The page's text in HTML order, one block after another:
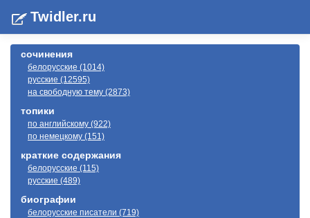
Twidler.ru
сочинения
белорусские (1014)
русские (12595)
на свободную тему (2873)
топики
по английскому (922)
по немецкому (151)
краткие содержания
белорусские (115)
русские (489)
биографии
белорусские писатели (719)